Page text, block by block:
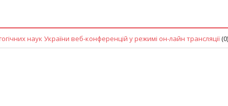
Миколаївської філії Підвищення кваліфікації
наук України веб-конференцій у режимі он-лайн трансляції(0)